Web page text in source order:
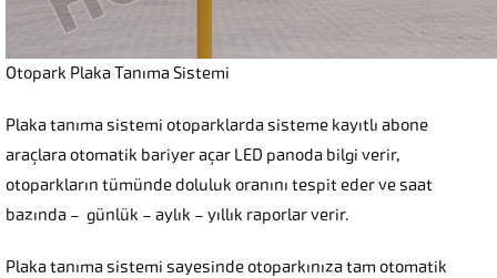
Otopark Plaka Tanıma Sistemi
Plaka tanıma sistemi otoparklarda sisteme kayıtlı abone
araçlara otomatik bariyer açar LED panoda bilgi verir,
otoparkların tümünde doluluk oranını tespit eder ve saat
bazında – günlük – aylık – yıllık raporlar verir.
Plaka tanıma sistemi sayesinde otoparkınıza tam otomatik